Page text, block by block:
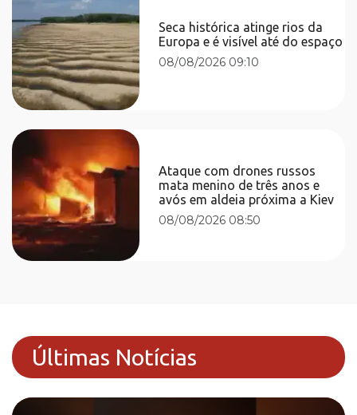
Seca histórica atinge rios da
Europa e é visível até do espaço
08/08/2026 09:10
Ataque com drones russos
mata menino de três anos e
avós em aldeia próxima a Kiev
08/08/2026 08:50
Últimas Notícias